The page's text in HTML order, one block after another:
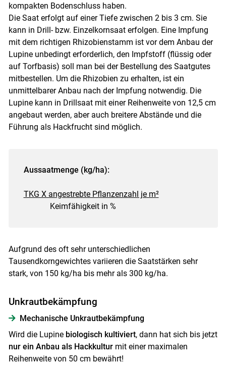
kompakten Bodenschluss haben.
Die Saat erfolgt auf einer Tiefe zwischen 2 bis 3 cm. Sie
kann in Drill- bzw. Einzelkornsaat erfolgen. Eine Impfung
mit dem richtigen Rhizobienstamm ist vor dem Anbau der
Lupine unbedingt erforderlich, den Impfstoff (flüssig oder
auf Torfbasis) soll man bei der Bestellung des Saatgutes
mitbestellen. Um die Rhizobien zu erhalten, ist ein
unmittelbarer Anbau nach der Impfung notwendig. Die
Lupine kann in Drillsaat mit einer Reihenweite von 12,5 cm
angebaut werden, aber auch breitere Abstände und die
Führung als Hackfrucht sind möglich.
Aussaatmenge (kg/ha):
TKG X angestrebte Pflanzenzahl je m²
Keimfähigkeit in %
Aufgrund des oft sehr unterschiedlichen
Tausendkorngewichtes variieren die Saatstärken sehr
stark, von 150 kg/ha bis mehr als 300 kg/ha.
Unkrautbekämpfung
Mechanische Unkrautbekämpfung
Wird die Lupine biologisch kultiviert, dann hat sich bis jetzt
nur ein Anbau als Hackkulturmit einer maximalen
Reihenweite von 50 cm bewährt!